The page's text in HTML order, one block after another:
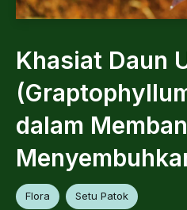
Khasiat Daun
dalam
Flora Setu Patok